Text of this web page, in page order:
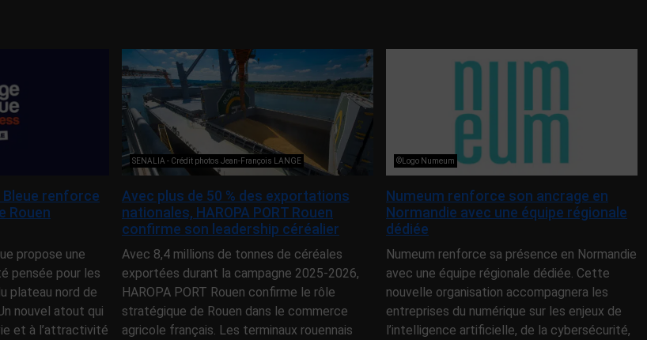
Bleue renforce
Rouen
propose une
pensée pour les
plateau nord de
nouvel atout qui
et à l’attractivité
SENALIA - Crédit photos Jean-François LANGE
Avec plus de 50 % des exportations
nationales, HAROPA PORT Rouen
confirme son leadership céréalier
Avec 8,4 millions de tonnes de céréales
exportées durant la campagne 2025-2026,
HAROPA PORT Rouen confirme le rôle
stratégique de Rouen dans le commerce
agricole français. Les terminaux rouennais
©Logo Numeum
Numeum renforce son ancrage en
Normandie avec une équipe régionale
dédiée
Numeum renforce sa présence en Normandie
avec une équipe régionale dédiée. Cette
nouvelle organisation accompagnera les
entreprises du numérique sur les enjeux de
l’intelligence artificielle, de la cybersécurité,